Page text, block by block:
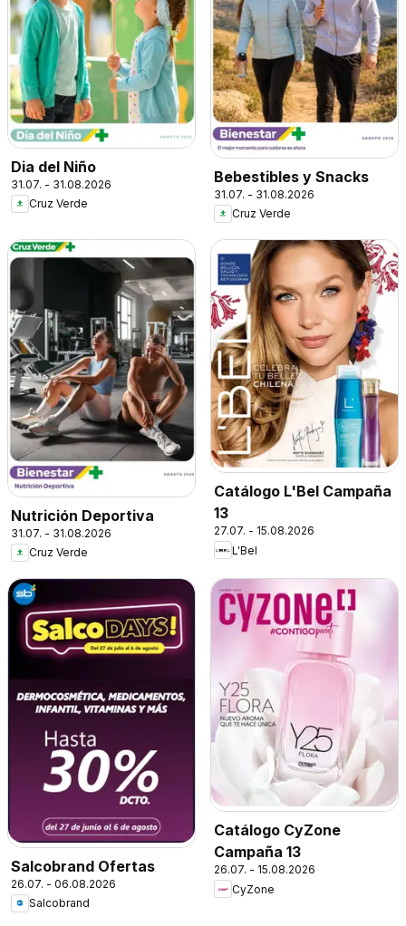
Dia del Niño
31.07. - 31.08.2026
Cruz Verde
Bebestibles y Snacks
31.07. - 31.08.2026
Cruz Verde
Nutrición Deportiva
31.07. - 31.08.2026
Cruz Verde
Catálogo L'Bel Campaña
13
27.07. - 15.08.2026
L'Bel
Salcobrand Ofertas
26.07. - 06.08.2026
Salcobrand
Catálogo CyZone
Campaña 13
26.07. - 15.08.2026
CyZone